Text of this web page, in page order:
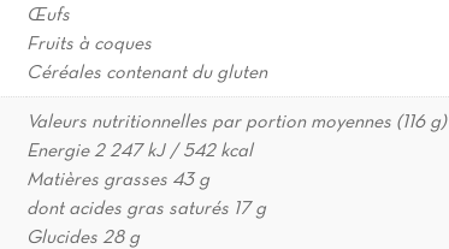
Œufs
Fruits à coques
Céréales contenant du gluten
Valeurs nutritionnelles par portion moyennes (116 g)
Energie 2 247 kJ / 542 kcal
Matières grasses 43 g
dont acides gras saturés 17 g
Glucides 28 g